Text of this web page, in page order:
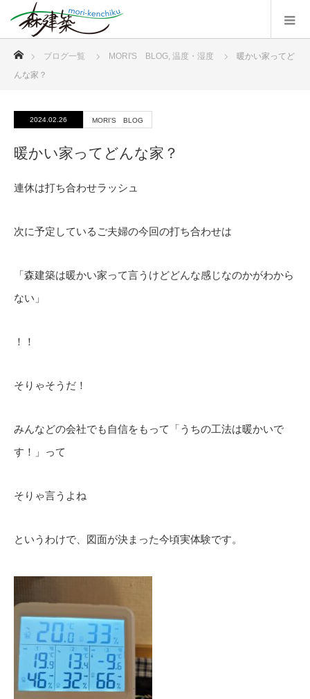
ブログ一覧 MORI'S BLOG, 温度・湿度
暖かい家ってど
んな家？
2024.02.26 MORI'S BLOG
暖かい家ってどんな家？
連休は打ち合わせラッシュ
次に予定しているご夫婦の今回の打ち合わせは
「森建築は暖かい家って言うけどどんな感じなのかがわから
ない」
！！
そりゃそうだ！
みんなどの会社でも自信をもって「うちの工法は暖かいで
す！」って
そりゃ言うよね
というわけで、図面が決まった今頃実体験です。